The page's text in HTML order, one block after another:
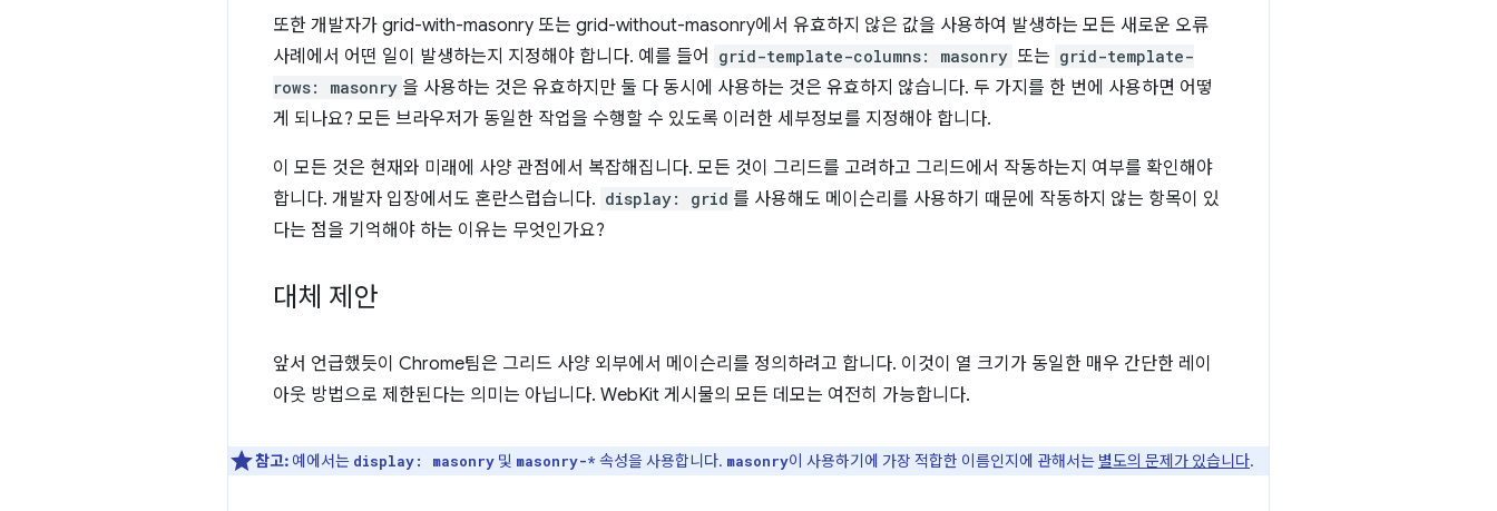
또한 개발자가 grid-with-masonry 또는 grid-without-masonry에서 유효하지 않은 값을 사용하여 발생하는 모든 새로운 오류
사례에서 어떤 일이 발생하는지 지정해야 합니다. 예를 들어
grid-template-columns: masonry 또는 grid-template-
rows: masonry 을 사용하는 것은 유효하지만 둘 다 동시에 사용하는 것은 유효하지 않습니다. 두 가지를 한 번에 사용하면 어떻
게 되나요? 모든 브라우저가 동일한 작업을 수행할 수 있도록 이러한 세부정보를 지정해야 합니다.
이 모든 것은 현재와 미래에 사양 관점에서 복잡해집니다. 모든 것이 그리드를 고려하고 그리드에서 작동하는지 여부를 확인해야
합니다. 개발자 입장에서도 혼란스럽습니다. display: grid 를 사용해도 메이슨리를 사용하기 때문에 작동하지 않는 항목이 있
다는 점을 기억해야 하는 이유는 무엇인가요?
대체 제안
앞서 언급했듯이 Chrome팀은 그리드 사양 외부에서 메이슨리를 정의하려고 합니다. 이것이 열 크기가 동일한 매우 간단한 레이
아웃 방법으로 제한된다는 의미는 아닙니다. WebKit 게시물의 모든 데모는 여전히 가능합니다.
참고: 예에서는 display: masonry 및 masonry-* 속성을 사용합니다. masonry이 사용하기에 가장 적합한 이름인지에 관해서는 별도의 문제가 있습니다.